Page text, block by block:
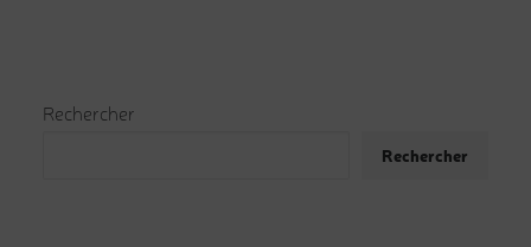
Rechercher
Rechercher